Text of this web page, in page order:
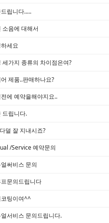
립니다.....
소음에 대해서
세요
세가지 종류의 차이점은여?
제품..판매하나요?
에 예약을해야지요..
드립니다.
덜 잘 지내시죠?
/Service 예약문의
써비스 문의
문의드립니다
코팅이여^^
서비스 문의드립니다.
스케치북5
스케치북5